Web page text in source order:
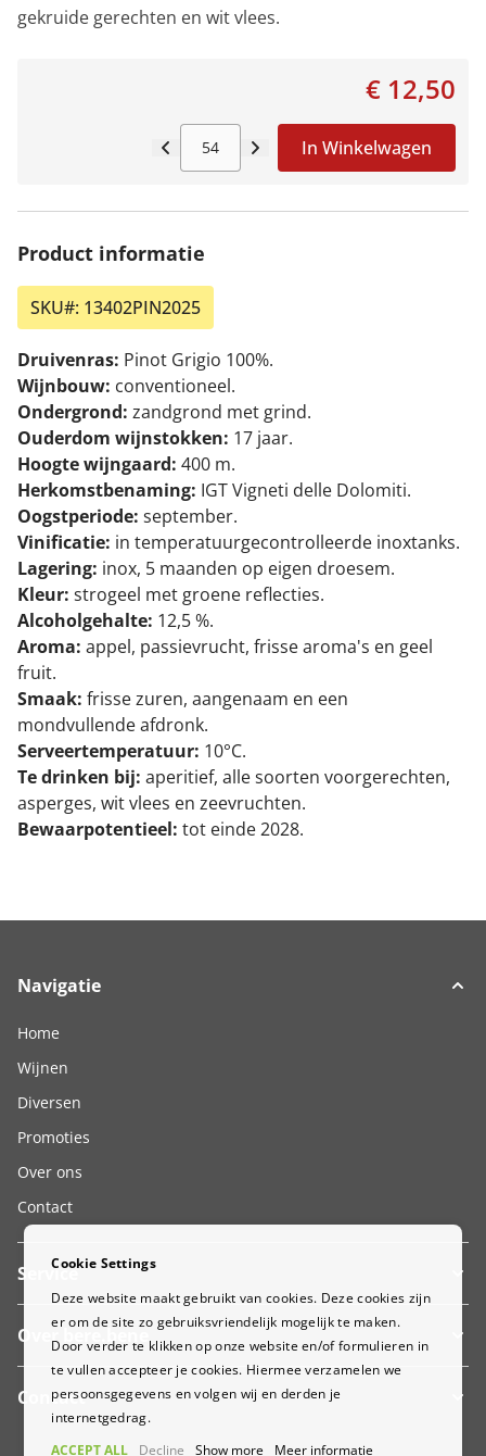
gekruide gerechten en wit vlees.
€ 12,50
Aantal In Winkelwagen
Product informatie
SKU#: 13402PIN2025
Druivenras: Pinot Grigio 100%.
Wijnbouw: conventioneel.
Ondergrond: zandgrond met grind.
Ouderdom wijnstokken: 17 jaar.
Hoogte wijngaard: 400 m.
Herkomstbenaming: IGT Vigneti delle Dolomiti.
Oogstperiode: september.
Vinificatie: in temperatuurgecontrolleerde inoxtanks.
Lagering: inox, 5 maanden op eigen droesem.
Kleur: strogeel met groene reflecties.
Alcoholgehalte: 12,5 %.
Aroma: appel, passievrucht, frisse aroma's en geel
fruit.
Smaak: frisse zuren, aangenaam en een
mondvullende afdronk.
Serveertemperatuur: 10°C.
Te drinken bij: aperitief, alle soorten voorgerechten,
asperges, wit vlees en zeevruchten.
Bewaarpotentieel: tot einde 2028.
Navigatie
Home
Wijnen
Diversen
Promoties
Over ons
Contact
Service
Over bere.bene
Contact
Cookie Settings
Deze website maakt gebruikt van cookies. Deze cookies zijn
er om de site zo gebruiksvriendelijk mogelijk te maken.
Door verder te klikken op onze website en/of formulieren in
te vullen accepteer je cookies. Hiermee verzamelen we
persoonsgegevens en volgen wij en derden je
internetgedrag.
ACCEPT ALL
Decline Show more Meer informatie